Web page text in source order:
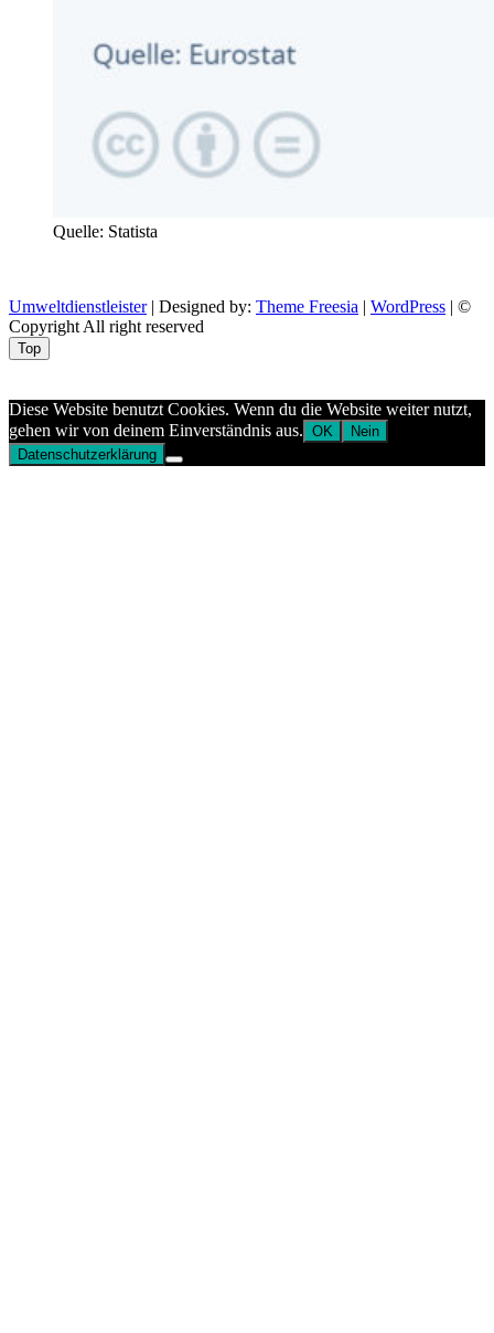
Quelle: Statista
Umweltdienstleister| Designed by: Theme Freesia | WordPress | ©
Copyright All right reserved
Top
Diese Website benutzt Cookies. Wenn du die Website weiter nutzt,
gehen wir von deinem Einverständnis aus. OK
Nein
Datenschutzerklärung